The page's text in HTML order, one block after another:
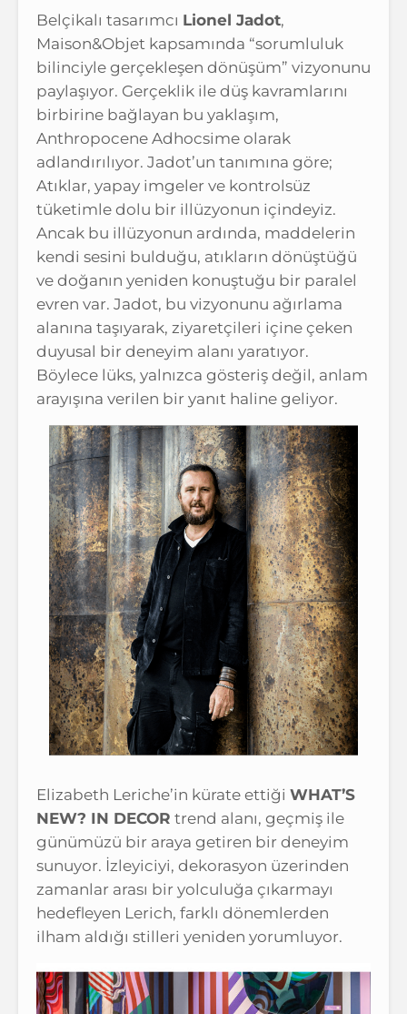
Belçikalı tasarımcı Lionel Jadot,
Maison&Objet kapsamında “sorumluluk
bilinciyle gerçekleşen dönüşüm” vizyonunu
paylaşıyor. Gerçeklik ile düş kavramlarını
birbirine bağlayan bu yaklaşım,
Anthropocene Adhocsime olarak
adlandırılıyor. Jadot’un tanımına göre;
Atıklar, yapay imgeler ve kontrolsüz
tüketimle dolu bir illüzyonun içindeyiz.
Ancak bu illüzyonun ardında, maddelerin
kendi sesini bulduğu, atıkların dönüştüğü
ve doğanın yeniden konuştuğu bir paralel
evren var. Jadot, bu vizyonunu ağırlama
alanına taşıyarak, ziyaretçileri içine çeken
duyusal bir deneyim alanı yaratıyor.
Böylece lüks, yalnızca gösteriş değil, anlam
arayışına verilen bir yanıt haline geliyor.
Elizabeth Leriche’in kürate ettiği WHAT’S
NEW? IN DECOR trend alanı, geçmiş ile
günümüzü bir araya getiren bir deneyim
sunuyor. İzleyiciyi, dekorasyon üzerinden
zamanlar arası bir yolculuğa çıkarmayı
hedefleyen Lerich, farklı dönemlerden
ilham aldığı stilleri yeniden yorumluyor.